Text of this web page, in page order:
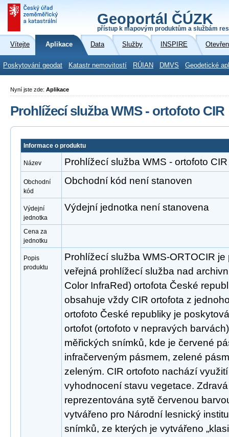
Geoportál ČÚZK
přístup k mapovým produktům a službám
Vítejte Aplikace Data Služby INSPIRE
Poskytování geodat Katastr nemovitostí RÚIAN DMVS Geodetické
Nyní jste zde: Aplikace
Prohlížecí služba WMS - ortofoto CIR
Informace o produktu
Název Prohlížecí služba WMS - ortofoto CIR
Obchodní
kód
Obchodní kód není stanoven
Výdejní
jednotka
Výdejní jednotka není stanovena
Cena za
jednotku
Popis
produktu
Prohlížecí služba WMS-ORTOCIR
veřejná prohlížecí služba nad
Color InfraRed) ortofota České
obsahuje vždy CIR ortofota z
ortofoto České republiky je
ortofot (ortofoto v nepravých
měřických snímků, kde je červené
infračerveným pásmem, zelené
zeleným. CIR ortofoto nachází
vyhodnocení stavu vegetace.
reprezentována sytě červenou
vytvářeno pro Národní lesnický
snímků, ze kterých je vytvářeno